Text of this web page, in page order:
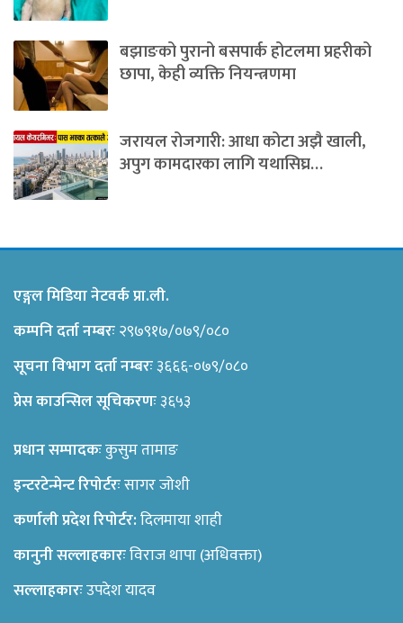
बझाङको पुरानो बसपार्क होटलमा प्रहरीको
छापा, केही व्यक्ति नियन्त्रणमा
जरायल रोजगारी: आधा कोटा अझै खाली,
अपुग कामदारका लागि यथासिघ्र…
एङ्गल मिडिया नेटवर्क प्रा.ली.
कम्पनि दर्ता नम्बरः२९७९१७/०७९/०८०
सूचना विभाग दर्ता नम्बरः३६६६-०७९/०८०
प्रेस काउन्सिल सूचिकरणः३६५३
प्रधान सम्पादकःकुसुम तामाङ
इन्टरटेन्मेन्ट रिपोर्टरःसागर जोशी
कर्णाली प्रदेश रिपोर्टर:दिलमाया शाही
कानुनी सल्लाहकारःविराज थापा (अधिवक्ता)
सल्लाहकारःउपदेश यादव